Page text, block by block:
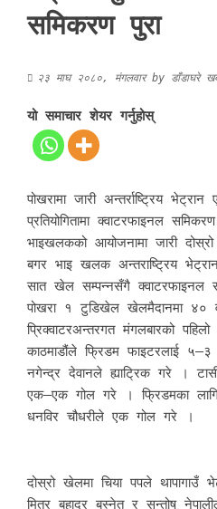
समिकरण पुरा
२३ माघ २०८०, मंगलवारby डाँडाघरे
यो समाचार शेयर गर्नुहोस्
पोखरामा जारी अन्तर्राष्ट्रिय
प्रतियोगितामा क्वाटरफाइनल
भाइखलकको आयोजनामा जारी
बगर भाइ खलक अन्तराष्ट्रिय
सात खेल सम्पन्नसँगै क्वाटरफाइनल
पोखरा १ टुडिखेल खेलमैदानमा ४०
प्रिक्वाटरअन्तरगत मंगलबारको
काठमाडौंले फ्रिडम फाइटरलाई
नगेन्द्र देवानले ह्याट्रिक गरे ।
एक–एक गोल गरे । फ्रिडमका
धनविर चौधरीले एक गोल गरे ।
दोस्रो खेलमा चिया पपले थापागाउँ
मित्र बहादुर बस्नेत र सन्तोष